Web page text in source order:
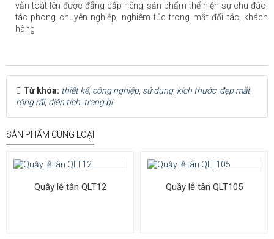
vẫn toát lên được đẳng cấp riêng, sản phẩm thể hiện sự chu đáo,
tác phong chuyên nghiệp, nghiêm túc trong mắt đối tác, khách
hàng
Từ khóa: thiết kế, công nghiệp sử dụng, kích thước, đẹp mắt,
rộng rãi, diện tích trang bị
SẢN PHẨM CÙNG LOẠI
Quầy lễ tân QLT12 Quầy lễ tân QLT105